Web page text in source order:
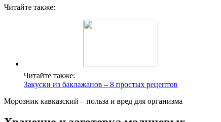
Читайте также:
Читайте также:
Закуски из баклажанов – 8 простых рецептов
Морозник кавказский – польза и вред для организма